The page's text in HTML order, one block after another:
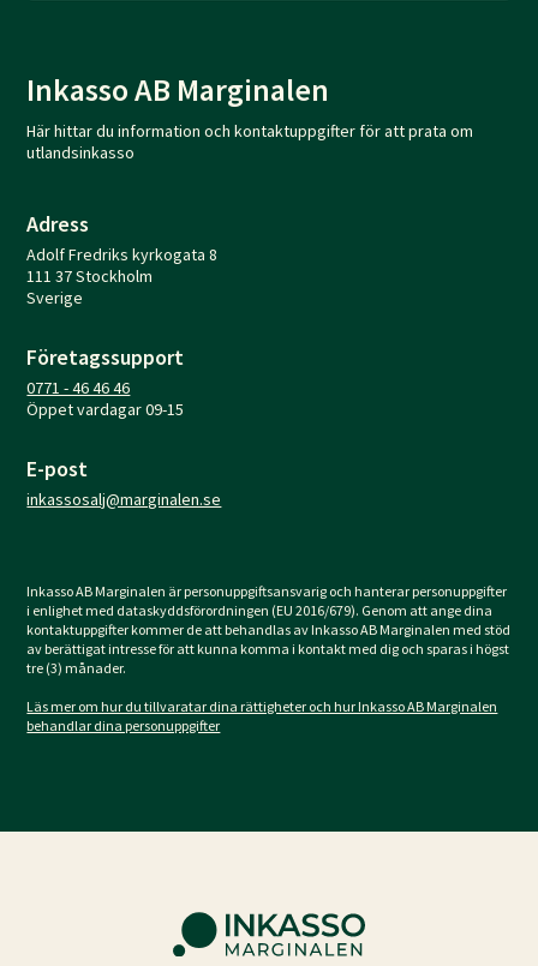
Inkasso AB Marginalen
Här hittar du information och kontaktuppgifter för att prata om
utlandsinkasso
Adress
Adolf Fredriks kyrkogata 8
111 37 Stockholm
Sverige
Företagssupport
0771 - 46 46 46
Öppet vardagar 09-15
E-post
inkassosalj@marginalen.se
Inkasso AB Marginalen är personuppgiftsansvarig och hanterar personuppgifter
i enlighet med dataskyddsförordningen (EU 2016/679). Genom att ange dina
kontaktuppgifter kommer de att behandlas av Inkasso AB Marginalen med stöd
av berättigat intresse för att kunna komma i kontakt med dig och sparas i högst
tre (3) månader.
Läs mer om hur du tillvaratar dina rättigheter och hur Inkasso AB Marginalen
behandlar dina personuppgifter